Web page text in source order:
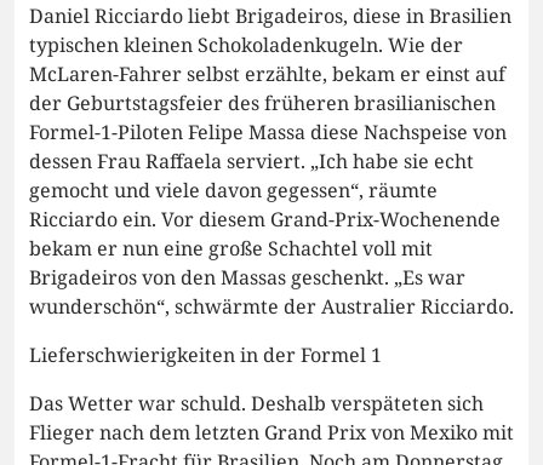
Daniel Ricciardo liebt Brigadeiros, diese in Brasilien
typischen kleinen Schokoladenkugeln. Wie der
McLaren-Fahrer selbst erzählte, bekam er einst auf
der Geburtstagsfeier des früheren brasilianischen
Formel-1-Piloten Felipe Massa diese Nachspeise von
dessen Frau Raffaela serviert. „Ich habe sie echt
gemocht und viele davon gegessen“, räumte
Ricciardo ein. Vor diesem Grand-Prix-Wochenende
bekam er nun eine große Schachtel voll mit
Brigadeiros von den Massas geschenkt. „Es war
wunderschön“, schwärmte der Australier Ricciardo.
Lieferschwierigkeiten in der Formel 1
Das Wetter war schuld. Deshalb verspäteten sich
Flieger nach dem letzten Grand Prix von Mexiko mit